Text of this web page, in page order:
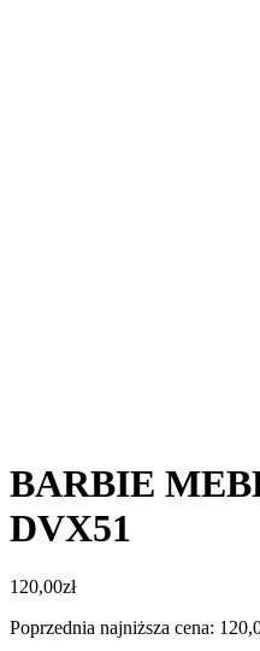
BARBIE
DVX51
120,00zł
Poprzednia najniższa cena: